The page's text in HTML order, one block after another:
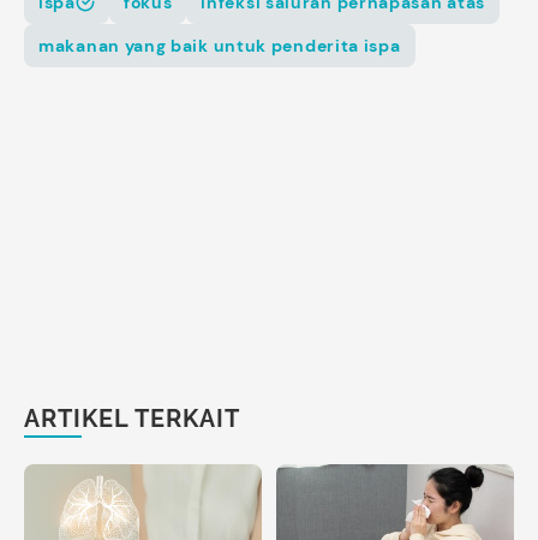
makanan yang baik untuk penderita ispa
ARTIKEL TERKAIT